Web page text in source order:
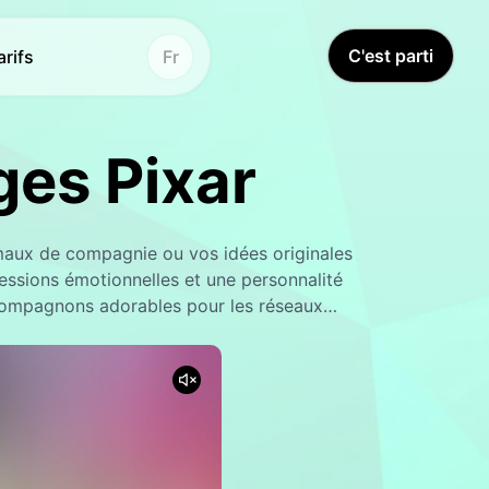
Fr
de vidéo AI
Hot
vidéo New
Hot
d'action New
C'est parti
Pixar
de compagnie ou vos idées originales
émotionnelles et une personnalité
adorables pour les réseaux